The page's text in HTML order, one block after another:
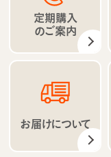
定期購入
のご案内
お届けについて